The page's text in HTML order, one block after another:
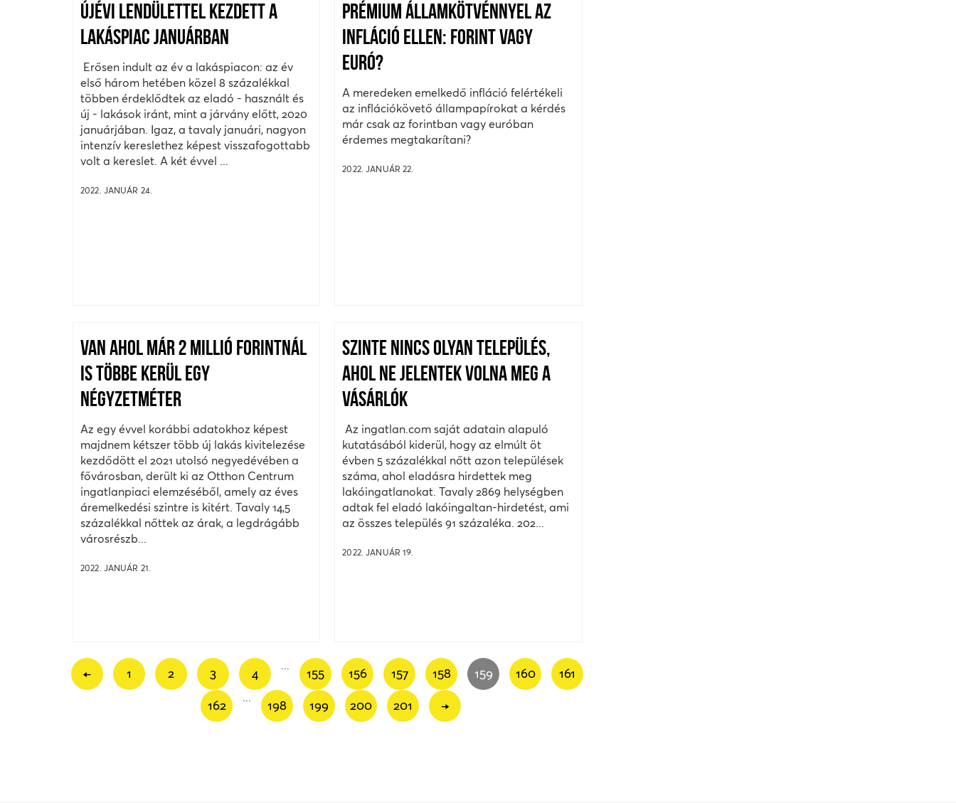
ÚJÉVI LENDÜLETTEL KEZDETT A
LAKÁSPIAC JANUÁRBAN
Erősen indult az év a lakáspiacon: az év
első három hetében közel 8 százalékkal
többen érdeklődtek az eladó - használt és
új - lakások iránt, mint a járvány előtt, 2020
januárjában. Igaz, a tavaly januári, nagyon
intenzív kereslethez képest visszafogottabb
volt a kereslet. A két évvel ...
2022. JANUÁR 24.
PRÉMIUM ÁLLAMKÖTVÉNNYEL AZ
INFLÁCIÓ ELLEN: FORINT VAGY
EURÓ?
A meredeken emelkedő infláció felértékeli
az inflációkövető állampapírokat a kérdés
már csak az forintban vagy euróban
érdemes megtakarítani?
2022. JANUÁR 22.
VAN AHOL MÁR 2 MILLIÓ FORINTNÁL
IS TÖBBE KERÜL EGY
NÉGYZETMÉTER
Az egy évvel korábbi adatokhoz képest
majdnem kétszer több új lakás kivitelezése
kezdődött el 2021 utolsó negyedévében a
fővárosban, derült ki az Otthon Centrum
ingatlanpiaci elemzéséből, amely az éves
áremelkedési szintre is kitért. Tavaly 14,5
százalékkal nőttek az árak, a legdrágább
városrészb...
2022. JANUÁR 21.
SZINTE NINCS OLYAN TELEPÜLÉS,
AHOL NE JELENTEK VOLNA MEG A
VÁSÁRLÓK
Az ingatlan.com saját adatain alapuló
kutatásából kiderül, hogy az elmúlt öt
évben 5 százalékkal nőtt azon települések
száma, ahol eladásra hirdettek meg
lakóingatlanokat. Tavaly 2869 helységben
adtak fel eladó lakóingaltan-hirdetést, ami
az összes település 91 százaléka. 202...
2022. JANUÁR 19.
← 1 2 3 4 155 156 157 158 159 160 161
162 198 199 200 201 →